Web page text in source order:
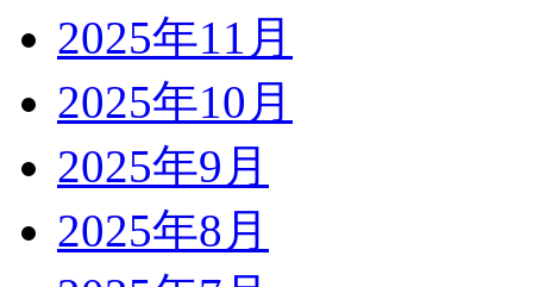
2025年11月
2025年10月
2025年9月
2025年8月